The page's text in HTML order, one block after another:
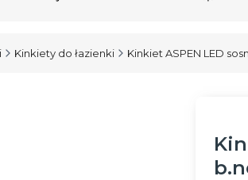
Kinkiety do łazienki Kinkiet ASPEN LED